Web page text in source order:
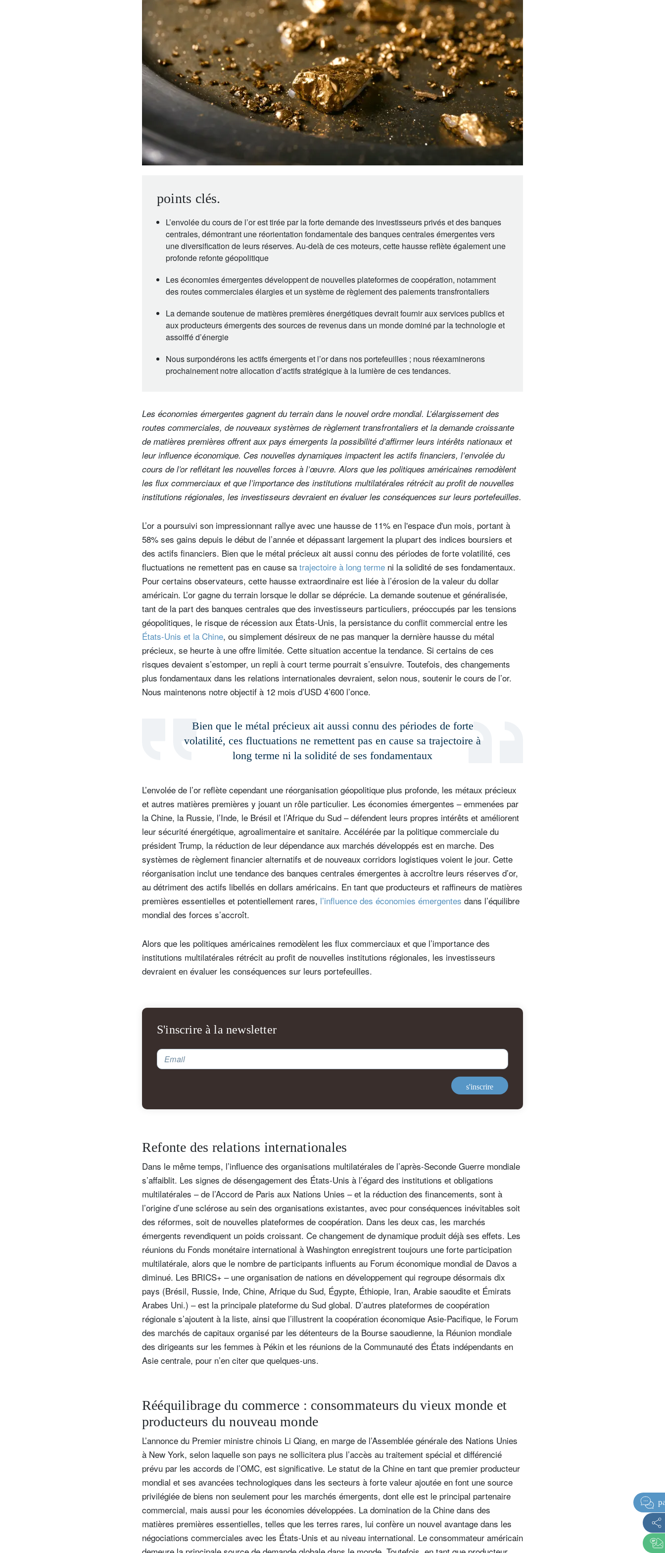
moyen-orient.
brésil.
points clés.
L’envolée du cours de l’or est tirée par la forte demande des investisseurs privés et des banques
centrales, démontrant une réorientation fondamentale des banques centrales émergentes vers
une diversification de leurs réserves. Au-delà de ces moteurs, cette hausse reflète également une
profonde refonte géopolitique
Les économies émergentes développent de nouvelles plateformes de coopération, notamment
des routes commerciales élargies et un système de règlement des paiements transfrontaliers
La demande soutenue de matières premières énergétiques devrait fournir aux services publics et
aux producteurs émergents des sources de revenus dans un monde dominé par la technologie et
assoiffé d’énergie
Nous surpondérons les actifs émergents et l’or dans nos portefeuilles ; nous réexaminerons
prochainement notre allocation d’actifs stratégique à la lumière de ces tendances.
Les économies émergentes gagnent du terrain dans le nouvel ordre mondial. L’élargissement des
routes commerciales, de nouveaux systèmes de règlement transfrontaliers et la demande croissante
de matières premières offrent aux pays émergents la possibilité d’affirmer leurs intérêts nationaux et
leur influence économique. Ces nouvelles dynamiques impactent les actifs financiers, l’envolée du
cours de l’or reflétant les nouvelles forces à l’œuvre. Alors que les politiques américaines remodèlent
les flux commerciaux et que l’importance des institutions multilatérales rétrécit au profit de nouvelles
institutions régionales, les investisseurs devraient en évaluer les conséquences sur leurs portefeuilles.
L’or a poursuivi son impressionnant rallye avec une hausse de 11% en l'espace d'un mois, portant à
58% ses gains depuis le début de l’année et dépassant largement la plupart des indices boursiers et
des actifs financiers. Bien que le métal précieux ait aussi connu des périodes de forte volatilité, ces
fluctuations ne remettent pas en cause sa trajectoire à long terme ni la solidité de ses fondamentaux.
Pour certains observateurs, cette hausse extraordinaire est liée à l’érosion de la valeur du dollar
américain. L’or gagne du terrain lorsque le dollar se déprécie. La demande soutenue et généralisée,
tant de la part des banques centrales que des investisseurs particuliers, préoccupés par les tensions
géopolitiques, le risque de récession aux États-Unis, la persistance du conflit commercial entre les
États-Unis et la Chine, ou simplement désireux de ne pas manquer la dernière hausse du métal
précieux, se heurte à une offre limitée. Cette situation accentue la tendance. Si certains de ces
risques devaient s’estomper, un repli à court terme pourrait s’ensuivre. Toutefois, des changements
plus fondamentaux dans les relations internationales devraient, selon nous, soutenir le cours de l’or.
Nous maintenons notre objectif à 12 mois d’USD 4’600 l’once.
Bien que le métal précieux ait aussi connu des périodes de forte
volatilité, ces fluctuations ne remettent pas en cause sa trajectoire à
long terme ni la solidité de ses fondamentaux
L’envolée de l’or reflète cependant une réorganisation géopolitique plus profonde, les métaux précieux
et autres matières premières y jouant un rôle particulier. Les économies émergentes – emmenées par
la Chine, la Russie, l’Inde, le Brésil et l’Afrique du Sud – défendent leurs propres intérêts et améliorent
leur sécurité énergétique, agroalimentaire et sanitaire. Accélérée par la politique commerciale du
président Trump, la réduction de leur dépendance aux marchés développés est en marche. Des
systèmes de règlement financier alternatifs et de nouveaux corridors logistiques voient le jour. Cette
réorganisation inclut une tendance des banques centrales émergentes à accroître leurs réserves d’or,
au détriment des actifs libellés en dollars américains. En tant que producteurs et raffineurs de matières
premières essentielles et potentiellement rares, l’influence des économies émergentes dans l’équilibre
mondial des forces s’accroît.
Alors que les politiques américaines remodèlent les flux commerciaux et que l’importance des
institutions multilatérales rétrécit au profit de nouvelles institutions régionales, les investisseurs
devraient en évaluer les conséquences sur leurs portefeuilles.
S'inscrire à la newsletter
Email
s'inscrire
Refonte des relations internationales
Dans le même temps, l’influence des organisations multilatérales de l’après-Seconde Guerre mondiale
s’affaiblit. Les signes de désengagement des États-Unis à l’égard des institutions et obligations
multilatérales – de l’Accord de Paris aux Nations Unies – et la réduction des financements, sont à
l’origine d’une sclérose au sein des organisations existantes, avec pour conséquences inévitables soit
des réformes, soit de nouvelles plateformes de coopération. Dans les deux cas, les marchés
émergents revendiquent un poids croissant. Ce changement de dynamique produit déjà ses effets. Les
réunions du Fonds monétaire international à Washington enregistrent toujours une forte participation
multilatérale, alors que le nombre de participants influents au Forum économique mondial de Davos a
diminué. Les BRICS+ – une organisation de nations en développement qui regroupe désormais dix
pays (Brésil, Russie, Inde, Chine, Afrique du Sud, Égypte, Éthiopie, Iran, Arabie saoudite et Émirats
Arabes Uni.) – est la principale plateforme du Sud global. D’autres plateformes de coopération
régionale s’ajoutent à la liste, ainsi que l’illustrent la coopération économique Asie-Pacifique, le Forum
des marchés de capitaux organisé par les détenteurs de la Bourse saoudienne, la Réunion mondiale
des dirigeants sur les femmes à Pékin et les réunions de la Communauté des États indépendants en
Asie centrale, pour n’en citer que quelques-uns.
Rééquilibrage du commerce : consommateurs du vieux monde et
producteurs du nouveau monde
L’annonce du Premier ministre chinois Li Qiang, en marge de l’Assemblée générale des Nations Unies
à New York, selon laquelle son pays ne sollicitera plus l’accès au traitement spécial et différencié
prévu par les accords de l’OMC, est significative. Le statut de la Chine en tant que premier producteur
mondial et ses avancées technologiques dans les secteurs à forte valeur ajoutée en font une source
privilégiée de biens non seulement pour les marchés émergents, dont elle est le principal partenaire
commercial, mais aussi pour les économies développées. La domination de la Chine dans des
matières premières essentielles, telles que les terres rares, lui confère un nouvel avantage dans les
négociations commerciales avec les États-Unis et au niveau international. Le consommateur américain
S'inscrire à la newsletter
Email
Prénom
Select an Option
Pays de résidence
Je ne suis pas résident ou citoyen
des Etats-Unis
confidentialité.